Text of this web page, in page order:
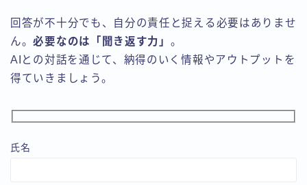
回答が不十分でも、自分の責任と捉える必要はありませ
ん。必要なのは「聞き返す力」 。
AIとの対話を通じて、納得のいく情報やアウトプットを
得ていきましょう。
氏名